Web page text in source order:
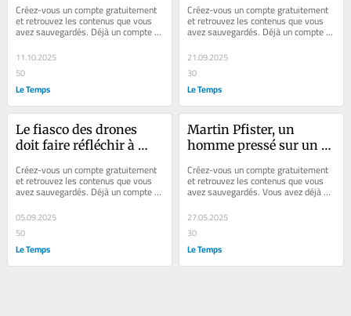
matière de transport
Créez-vous un compte gratuitement
et retrouvez les contenus que vous
avez sauvegardés. Déjà un compte ?
Se connecter C’était le 9 novembre...
11.10.2025
50
Le Temps
Créez-vous un compte gratuitement
et retrouvez les contenus que vous
avez sauvegardés. Déjà un compte ?
Se connecter Le principal mérite de
la...
21.09.2025
30
Le Temps
Le fiasco des drones
doit faire réfléchir à
Créez-vous un compte gratuitement
et retrouvez les contenus que vous
avez sauvegardés. Déjà un compte ?
Se connecter Depuis son entrée en...
05.09.2025
50
Le Temps
Martin Pfister, un
homme pressé sur un
Créez-vous un compte gratuitement
et retrouvez les contenus que vous
avez sauvegardés. Vous avez déjà un
compte ? Se connecter En élisant...
27.05.2025
30
Le Temps